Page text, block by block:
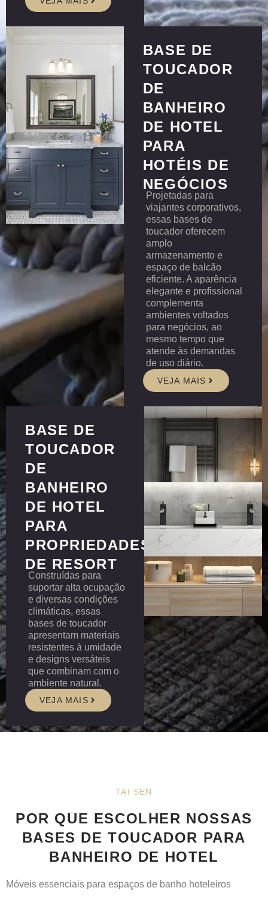
BASE DE
TOUCADOR
DE
BANHEIRO
DE HOTEL
PARA
HOTÉIS DE
NEGÓCIOS
Projetadas para
viajantes corporativos,
essas bases de
toucador oferecem
amplo
armazenamento e
espaço de balcão
eficiente. A aparência
elegante e profissional
complementa
ambientes voltados
para negócios, ao
mesmo tempo que
atende às demandas
de uso diário.
VEJA MAIS
BASE DE
TOUCADOR
DE
BANHEIRO
DE HOTEL
PARA
PROPRIEDADES
DE RESORT
Construídas para
suportar alta ocupação
e diversas condições
climáticas, essas
bases de toucador
apresentam materiais
resistentes à umidade
e designs versáteis
que combinam com o
ambiente natural.
VEJA MAIS
TAI SEN
POR QUE ESCOLHER NOSSAS
BASES DE TOUCADOR PARA
BANHEIRO DE HOTEL
Móveis essenciais para espaços de banho hoteleiros